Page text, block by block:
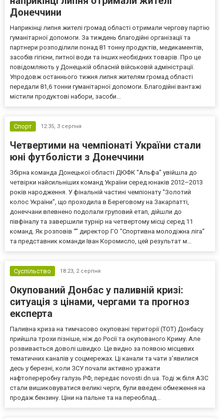
Донеччини
Наприкінці липня жителі громад області отримали чергову партію
гуманітарної допомоги. За тиждень благодійні організації та
партнери розподілили понад 81 тонну продуктів, медикаментів,
засобів гігієни, питної води та інших необхідних товарів. Про це
повідомляють у Донецькій обласній військовій адміністрації.
Упродовж останнього тижня липня жителям громад області
передали 81,6 тонни гуманітарної допомоги. Благодійні вантажі
містили продуктові набори, засоби...
Спорт 12:35, 3 серпня
Четвертими на чемпіонаті України стали
юні футболісти з Донеччини
Збірна команда Донецької області ДЮФК “Альфа” увійшла до
четвірки найсильніших команд України серед юнаків 2012–2013
років народження. У фінальній частині чемпіонату “Золотий
колос України”, що проходила в Береговому на Закарпатті,
донеччани впевнено подолали груповий етап, дійшли до
півфіналу та завершили турнір на четвертому місці серед 11
команд. Як розповів “” директор ГО “Спортивна молодіжна ліга”
та представник команди Іван Коромисло, цей результат м...
Суспільство 18:23, 2 серпня
Окупований Донбас у паливній кризі:
ситуація з цінами, чергами та прогноз
експерта
Паливна криза на тимчасово окуповані території (ТОТ) Донбасу
прийшла трохи пізніше, ніж до Росії та окупованого Криму. Але
розвивається доволі швидко. Це видно за появою місцевих
тематичних каналів у соцмережах. Ці канали та чати з’явилися
десь у березні, коли ЗСУ почали активно уражати
нафтопереробну галузь РФ, передає novosti.dn.ua. Тоді ж біля АЗС
стали вишиковуватися великі черги, були введені обмеження на
продаж бензину. Ціни на пальне та на переоблад...